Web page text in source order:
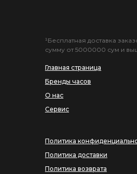
Главная страница
Бренды часов
О нас
Сервис
¹Бесплатная доставка
сумму от 5000000 сум и
Политика
Политика доставки
Политика возврата